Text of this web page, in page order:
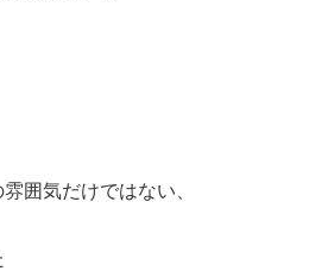
囲気だけではない、